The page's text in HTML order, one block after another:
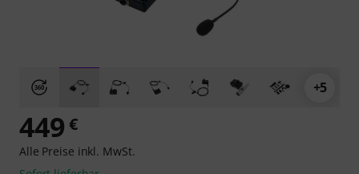
+5
449 €
Alle Preise inkl. MwSt.